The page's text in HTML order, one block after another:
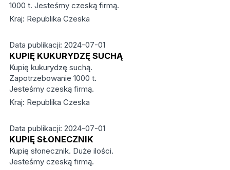
1000 t. Jesteśmy czeską firmą.
Kraj: Republika Czeska
Data publikacji: 2024-07-01
KUPIĘ KUKURYDZĘ SUCHĄ
Kupię kukurydzę suchą.
Zapotrzebowanie 1000 t.
Jesteśmy czeską firmą.
Kraj: Republika Czeska
Data publikacji: 2024-07-01
KUPIĘ SŁONECZNIK
Kupię słonecznik. Duże ilości.
Jesteśmy czeską firmą.